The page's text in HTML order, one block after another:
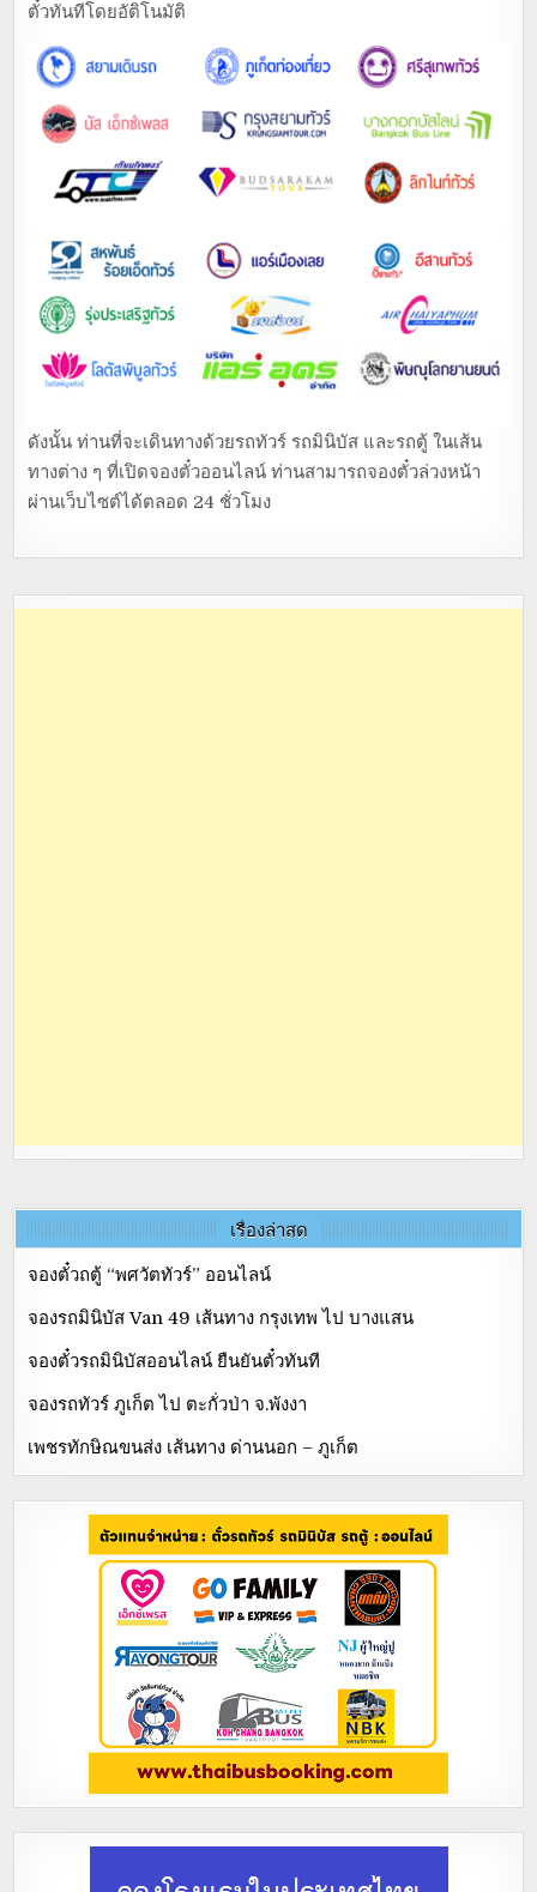
ตั๋วทันทีโดยอัติโนมัติ
ดังนั้น ท่านที่จะเดินทางด้วยรถทัวร์ รถมินิบัส และรถตู้ ในเส้น
ทางต่าง ๆ ที่เปิดจองตั๋วออนไลน์ ท่านสามารถจองตั๋วล่วงหน้า
ผ่านเว็บไซต์ได้ตลอด 24 ชั่วโมง
เรื่องล่าสุด
จองตั๋วถตู้ “พศวัตทัวร์” ออนไลน์
จองรถมินิบัส Van 49 เส้นทาง กรุงเทพ ไป บางแสน
จองตั๋วรถมินิบัสออนไลน์ ยืนยันตั๋วทันที
จองรถทัวร์ ภูเก็ต ไป ตะกั่วป่า จ.พังงา
เพชรทักษิณขนส่ง เส้นทาง ด่านนอก – ภูเก็ต